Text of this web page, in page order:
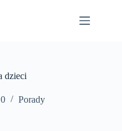
dzieci
Porady